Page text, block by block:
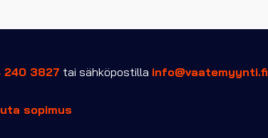
240 3827 tai sähköpostilla info@vaatemyynti.fi
sopimus